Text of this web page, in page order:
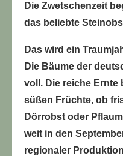
Die Zwetschenzeit
das beliebte
Das wird ein
Die Bäume der
voll. Die reiche Ernte
süßen Früchte, ob
Dörrobst oder
weit in den
regionaler